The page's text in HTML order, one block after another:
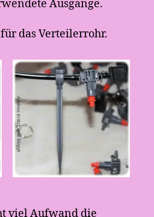
Ausgänge.
das Verteilerrohr.
viel Aufwand die